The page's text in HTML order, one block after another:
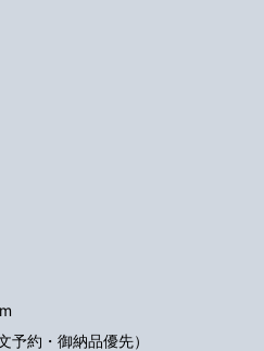
予約・御納品優先）